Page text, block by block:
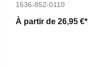
1636-852-0110
À partir de 26,95 €*